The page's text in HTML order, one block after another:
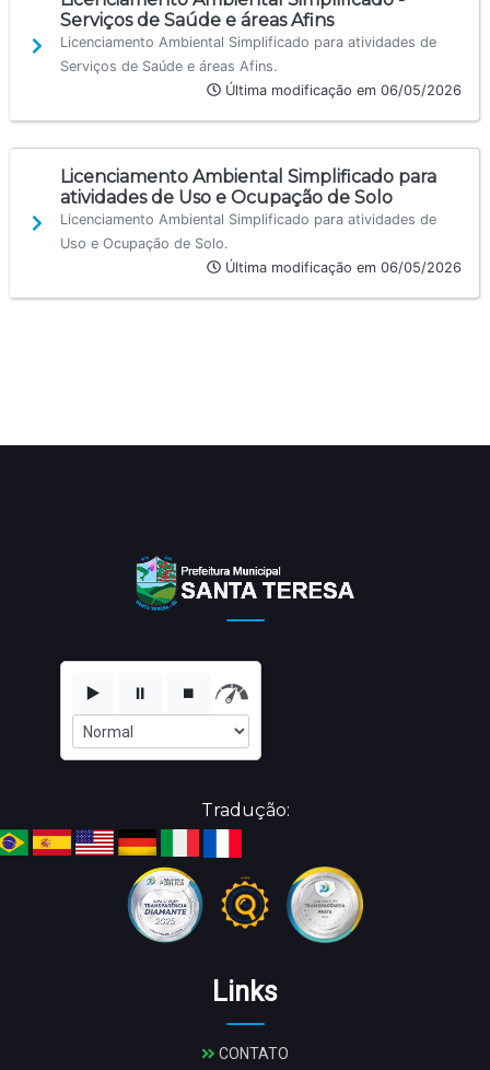
Serviços de Saúde e áreas Afins
Licenciamento Ambiental Simplificado para atividades de
Serviços de Saúde e áreas Afins.
Última modificação em 06/05/2026
Licenciamento Ambiental Simplificado para
atividades de Uso e Ocupação de Solo
Licenciamento Ambiental Simplificado para atividades de
Uso e Ocupação de Solo.
Última modificação em 06/05/2026
▶️ ⏸️ ⏹️
Tradução:
Links
CONTATO